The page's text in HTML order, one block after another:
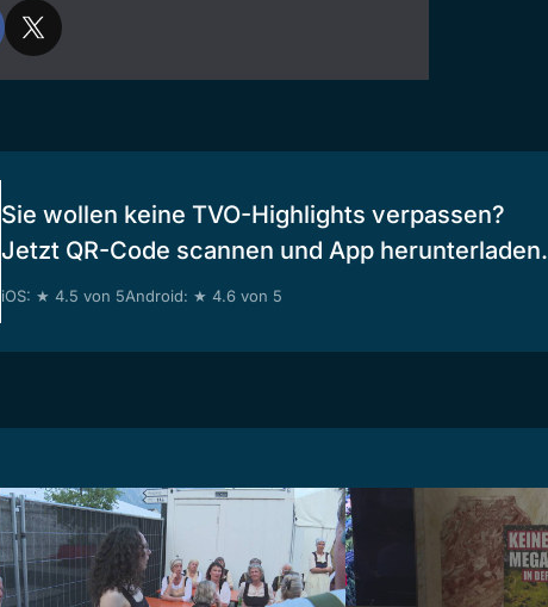
Sie wollen keine TVO-Highlights verpassen?
Jetzt QR-Code scannen und App herunterladen.
iOS: ★ 4.5 von 5Android: ★ 4.6 von 5